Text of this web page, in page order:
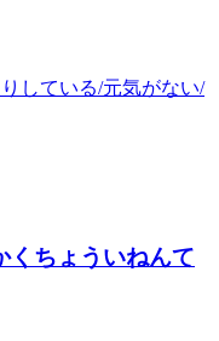
している/元気がない/
くちょういねんて